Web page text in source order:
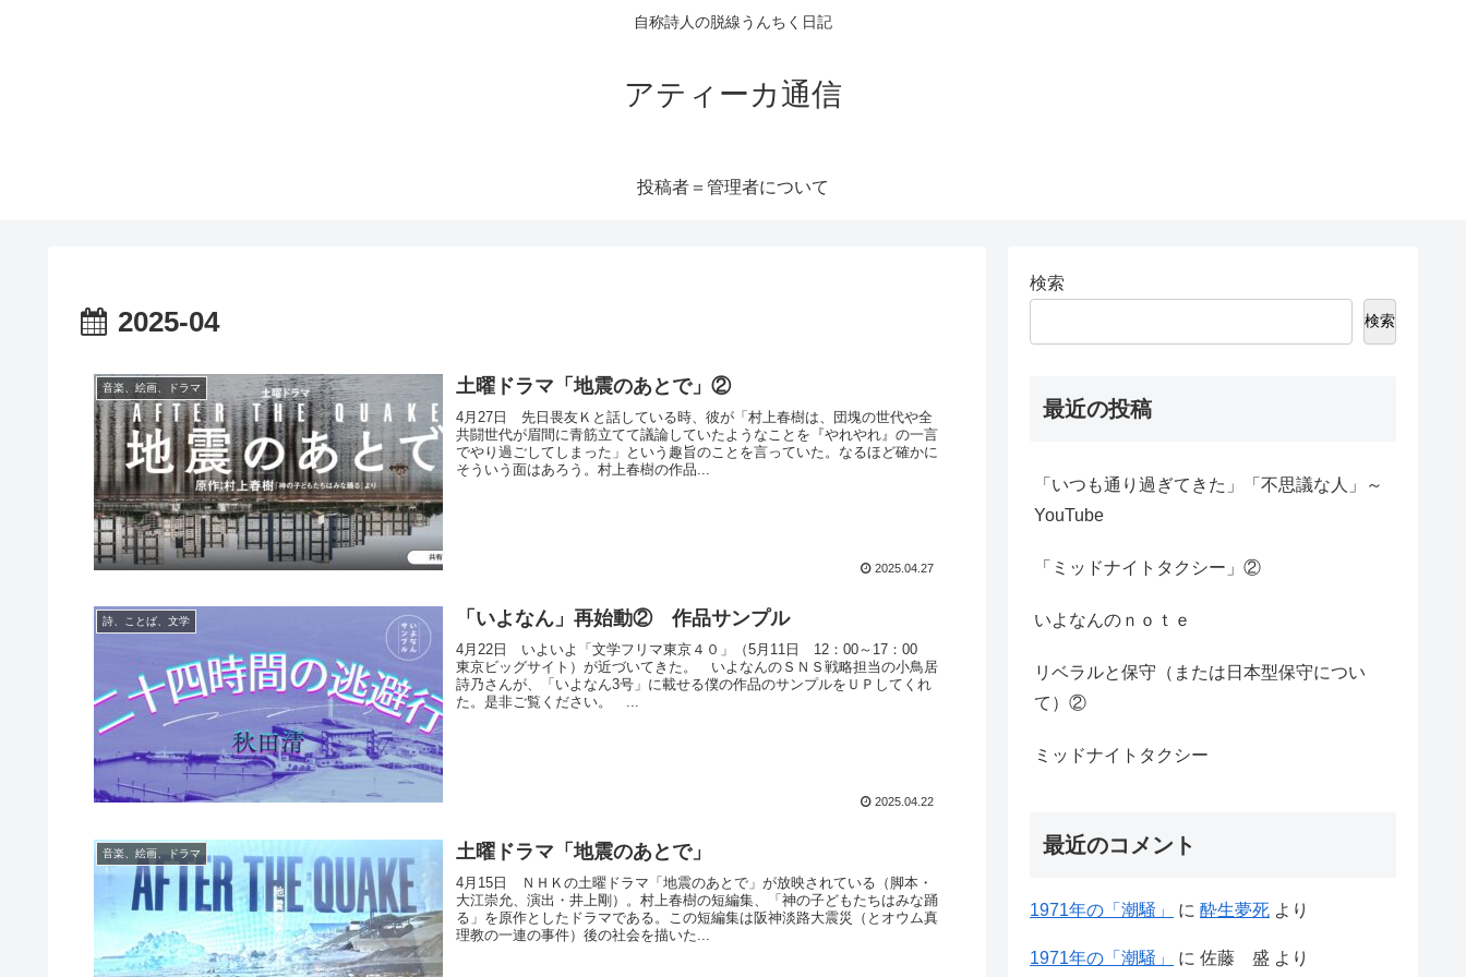
自称詩人の脱線うんちく日記
アティーカ通信
投稿者＝管理者について
2025-04
音楽、絵画、ドラマ 土曜ドラマ「地震のあとで」②
4月27日 先日畏友Ｋと話している時、彼が「村上春樹は、団塊の世代や全
共闘世代が眉間に青筋立てて議論していたようなことを『やれやれ』の一言
でやり過ごしてしまった」という趣旨のことを言っていた。なるほど確かに
そういう面はあろう。村上春樹の作品...
2025.04.27
詩、ことば、文学 「いよなん」再始動② 作品サンプル
4月22日 いよいよ「文学フリマ東京４０」（5月11日 12：00～17：00
東京ビッグサイト）が近づいてきた。 いよなんのＳＮＳ戦略担当の小鳥居
詩乃さんが、「いよなん3号」に載せる僕の作品のサンプルをＵＰしてくれ
た。是非ご覧ください。 ...
2025.04.22
音楽、絵画、ドラマ 土曜ドラマ「地震のあとで」
4月15日 ＮＨＫの土曜ドラマ「地震のあとで」が放映されている（脚本・
大江崇允、演出・井上剛）。村上春樹の短編集、「神の子どもたちはみな踊
る」を原作としたドラマである。この短編集は阪神淡路大震災（とオウム真
理教の一連の事件）後の社会を描いた...
検索
検索
最近の投稿
「いつも通り過ぎてきた」「不思議な人」～
YouTube
「ミッドナイトタクシー」②
いよなんのｎｏｔｅ
リベラルと保守（または日本型保守につい
て）②
ミッドナイトタクシー
最近のコメント
1971年の「潮騒」 に 酔生夢死 より
1971年の「潮騒」 に 佐藤 盛 より